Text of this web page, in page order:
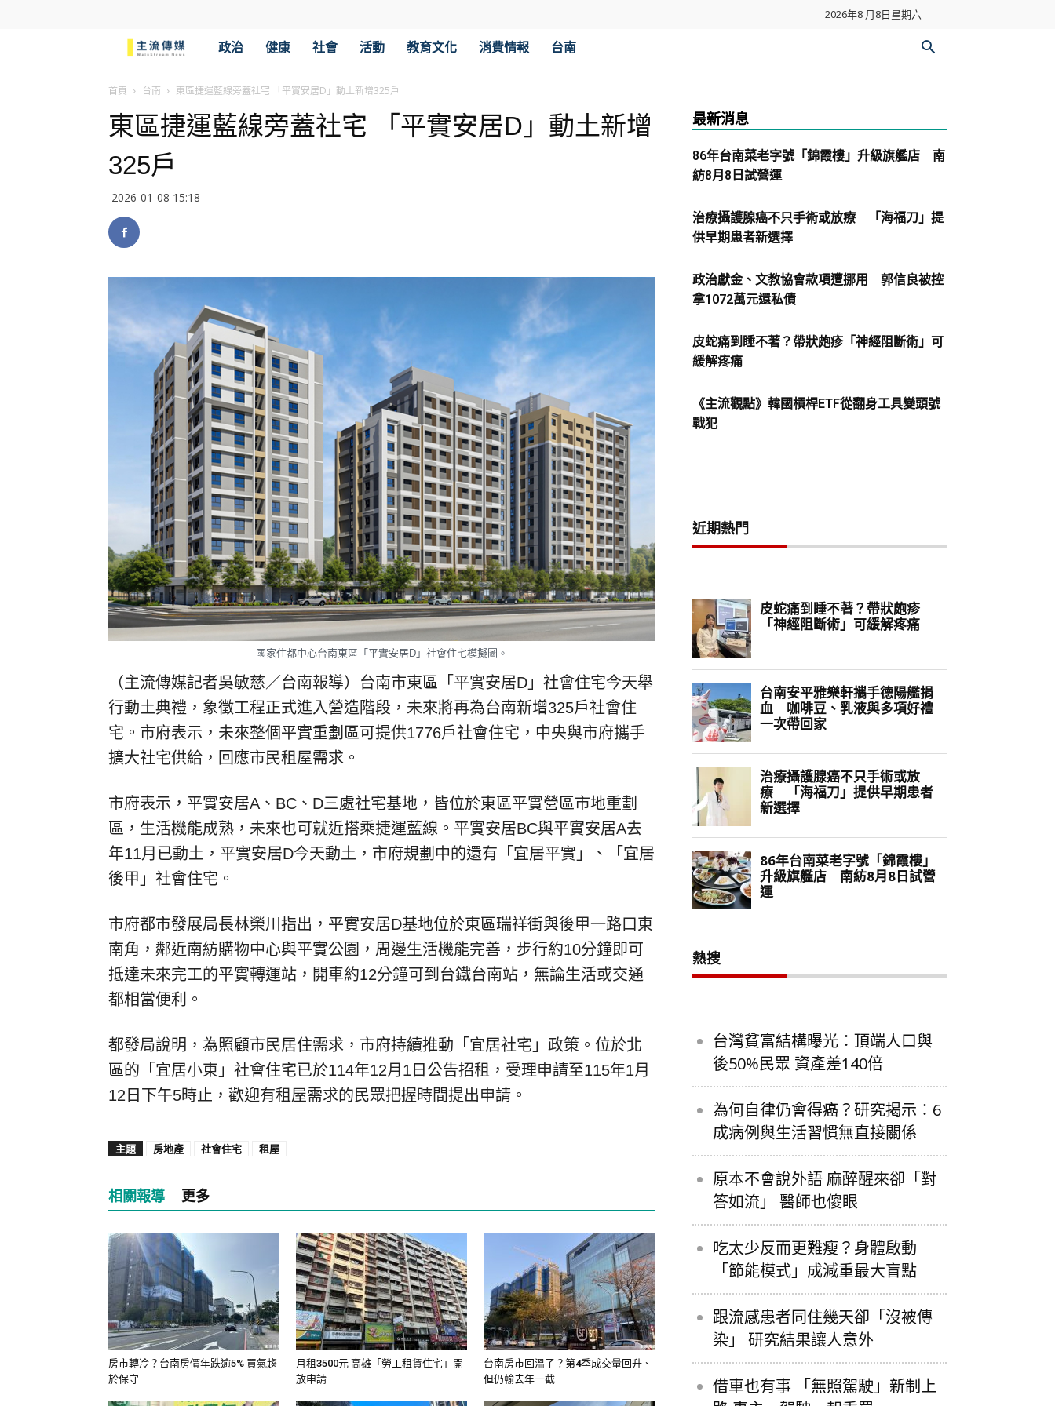
2026年8 月8日星期六
流
傳
政治 健康 社會 活動 教育文化 消費情報 台南
首頁 台南 東區捷運藍線旁蓋社宅 「平實安居D」動土新增325戶
東區捷運藍線旁蓋社宅 「平實安居D」動土新增
325戶
2026-01-08 15:18
國家住都中心台南東區「平實安居D」社會住宅模擬圖。
（主流傳媒記者吳敏慈／台南報導）台南市東區「平實安居D」社會住宅今天舉
行動土典禮，象徵工程正式進入營造階段，未來將再為台南新增325戶社會住
宅。市府表示，未來整個平實重劃區可提供1776戶社會住宅，中央與市府攜手
擴大社宅供給，回應市民租屋需求。
市府表示，平實安居A、BC、D三處社宅基地，皆位於東區平實營區市地重劃
區，生活機能成熟，未來也可就近搭乘捷運藍線。平實安居BC與平實安居A去
年11月已動土，平實安居D今天動土，市府規劃中的還有「宜居平實」、「宜居
後甲」社會住宅。
市府都市發展局長林榮川指出，平實安居D基地位於東區瑞祥街與後甲一路口東
南角，鄰近南紡購物中心與平實公園，周邊生活機能完善，步行約10分鐘即可
抵達未來完工的平實轉運站，開車約12分鐘可到台鐵台南站，無論生活或交通
都相當便利。
都發局說明，為照顧市民居住需求，市府持續推動「宜居社宅」政策。位於北
區的「宜居小東」社會住宅已於114年12月1日公告招租，受理申請至115年1月
12日下午5時止，歡迎有租屋需求的民眾把握時間提出申請。
主題 房地產 社會住宅 租屋
相關報導 更多
房市轉冷？台南房價年跌逾5% 買氣趨
於保守
月租3500元 高雄「勞工租賃住宅」開
放申請
台南房市回溫了？第4季成交量回升、
但仍輸去年一截
最新消息
86年台南菜老字號「錦霞樓」升級旗艦店 南
紡8月8日試營運
治療攝護腺癌不只手術或放療 「海福刀」提
供早期患者新選擇
政治獻金、文教協會款項遭挪用 郭信良被控
拿1072萬元還私債
皮蛇痛到睡不著？帶狀皰疹「神經阻斷術」可
緩解疼痛
《主流觀點》韓國槓桿ETF從翻身工具變頭號
戰犯
近期熱門
熱搜
台灣貧富結構曝光：頂端人口與
後50%民眾 資產差140倍
為何自律仍會得癌？研究揭示：6
成病例與生活習慣無直接關係
原本不會說外語 麻醉醒來卻「對
答如流」 醫師也傻眼
吃太少反而更難瘦？身體啟動
「節能模式」成減重最大盲點
跟流感患者同住幾天卻「沒被傳
染」 研究結果讓人意外
借車也有事 「無照駕駛」新制上